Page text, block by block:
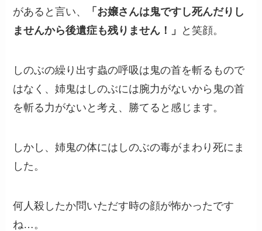
があると言い、
「お嬢さんは鬼ですし死んだりし
ませんから後遺症も残りません！」
と笑顔。
しのぶの繰り出す蟲の呼吸は鬼の首を斬るもので
はなく、姉鬼はしのぶには腕力がないから鬼の首
を斬る力がないと考え、勝てると感じます。
しかし、姉鬼の体にはしのぶの毒がまわり死にま
した。
何人殺したか問いただす時の顔が怖かったです
ね…。